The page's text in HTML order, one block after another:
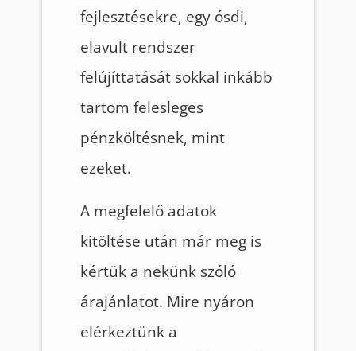
fejlesztésekre, egy ósdi,
elavult rendszer
felújíttatását sokkal inkább
tartom felesleges
pénzköltésnek, mint
ezeket.
A megfelelő adatok
kitöltése után már meg is
kértük a nekünk szóló
árajánlatot. Mire nyáron
elérkeztünk a